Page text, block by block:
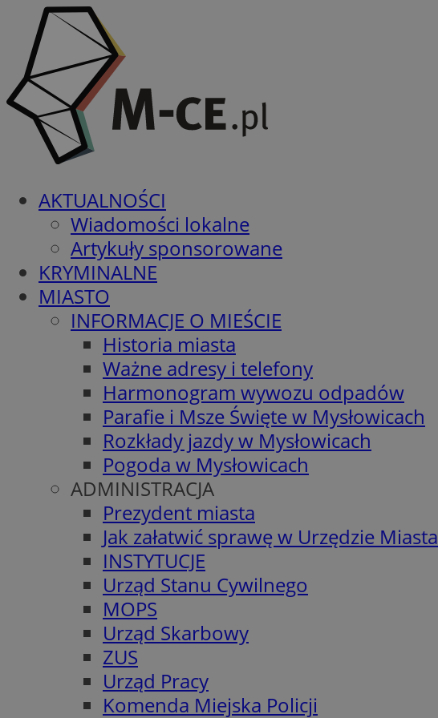
AKTUALNOŚCI
Wiadomości lokalne
Artykuły sponsorowane
KRYMINALNE
MIASTO
INFORMACJE O MIEŚCIE
Historia miasta
Ważne adresy i telefony
Harmonogram wywozu odpadów
Parafie i Msze Święte w Mysłowicach
Rozkłady jazdy w Mysłowicach
Pogoda w Mysłowicach
ADMINISTRACJA
Prezydent miasta
Jak załatwić sprawę w Urzędzie Miasta
INSTYTUCJE
Urząd Stanu Cywilnego
MOPS
Urząd Skarbowy
ZUS
Urząd Pracy
Komenda Miejska Policji